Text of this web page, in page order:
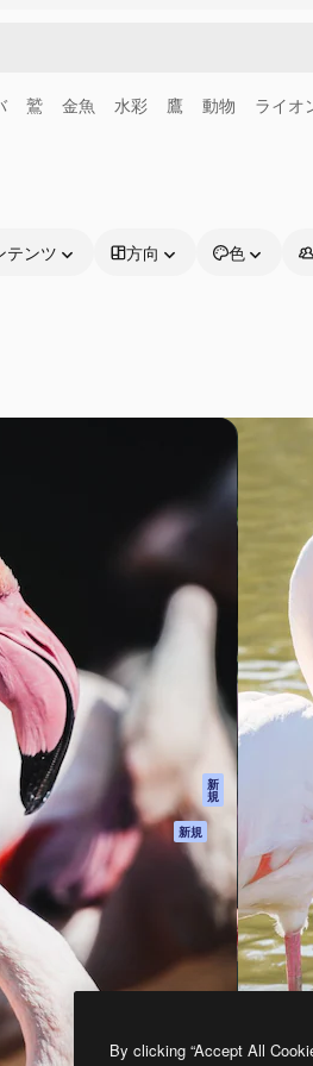
鷲 金魚 水彩 鷹 動物 ライオ
テンツ 方向 色
のプラ
代理
用して
AI アシスタント
AI 画像生成ツール
AI 動画生成ツール
AI 音声合成ツール
ストックコンテン
ツ
Claude/ChatGPT
向けMCP
新
規
エージェント 新規
API
モバイルアプリ
すべてのMagnificツ
ール
はじ
ドキ
サポ
利用規
プラ
シー
クッ
トラ
アフ
法人
S.L.U.
By clicking “Accept All